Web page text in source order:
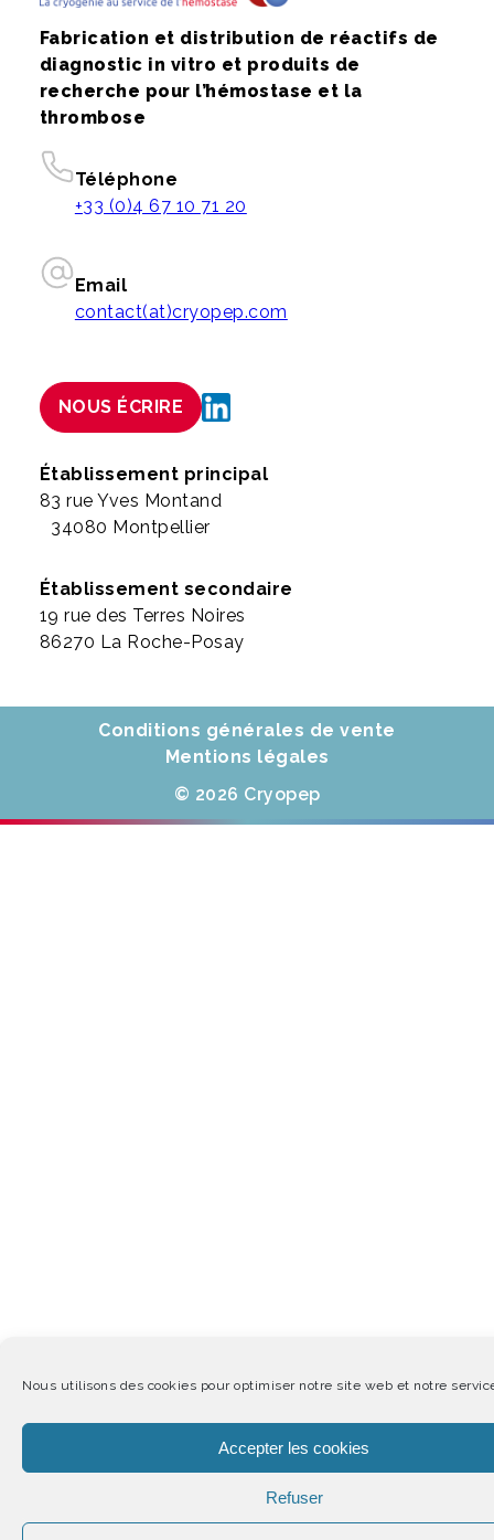
Nous utilisons des cookies pour optimiser notre site web et notre
Accepter les cookies
Refuser
Fabrication et distribution de réactifs de
diagnostic in vitro et produits de
recherche pour l’hémostase et la
thrombose
Téléphone
+33 (0)4 67 10 71 20
Email
contact(at)cryopep.com
NOUS ÉCRIRE
Établissement principal
83 rue Yves Montand
34080 Montpellier
Établissement secondaire
19 rue des Terres Noires
86270 La Roche-Posay
Conditions générales de vente
Mentions légales
© 2026 Cryopep